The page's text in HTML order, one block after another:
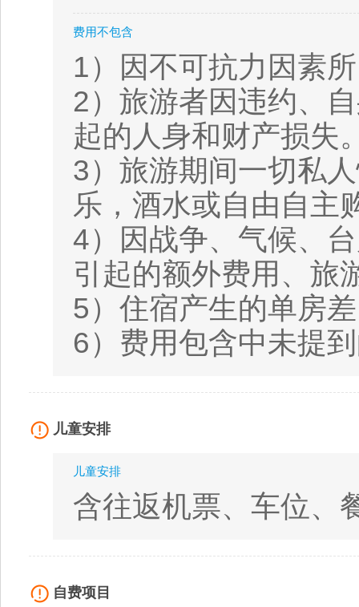
费用不包含
1）因不可抗力因素
2）旅游者因违约、
起的人身和财产损失
3）旅游期间一切私
乐，酒水或自由自主
4）因战争、气候、
引起的额外费用、旅
5）住宿产生的单房
6）费用包含中未提
儿童安排
儿童安排
含往返机票、车位、
自费项目